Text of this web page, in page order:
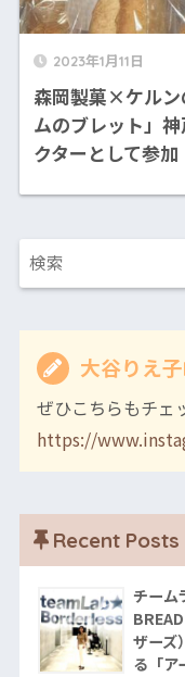
2023年1月11日
森岡製菓×ケルン
ムのブレット」
クターとして参加
大谷りえ
ぜひこちらもチェ
https://
Recent Posts
チーム
ザーズ
る「ア